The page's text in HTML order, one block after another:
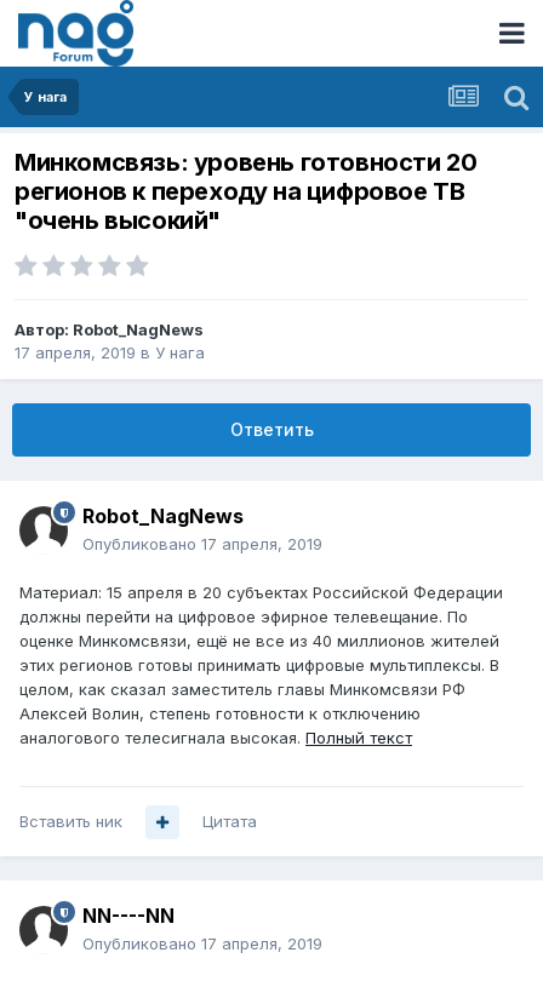
У нага
Минкомсвязь: уровень готовности 20
регионов к переходу на цифровое ТВ
"очень высокий"
Автор: Robot_NagNews
17 апреля, 2019 в У нага
Ответить
Robot_NagNews
Опубликовано 17 апреля, 2019
Материал: 15 апреля в 20 субъектах Российской Федерации
должны перейти на цифровое эфирное телевещание. По
оценке Минкомсвязи, ещё не все из 40 миллионов жителей
этих регионов готовы принимать цифровые мультиплексы. В
целом, как сказал заместитель главы Минкомсвязи РФ
Алексей Волин, степень готовности к отключению
аналогового телесигнала высокая. Полный текст
Вставить ник Цитата
NN----NN
Опубликовано 17 апреля, 2019